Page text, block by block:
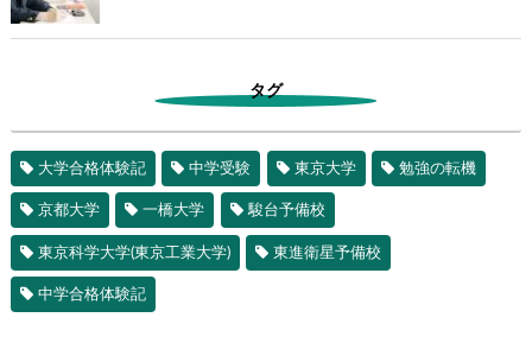
タグ
大学合格体験記 中学受験 東京大学 勉強の転機
京都大学 一橋大学 駿台予備校
東京科学大学(東京工業大学) 東進衛星予備校
中学合格体験記